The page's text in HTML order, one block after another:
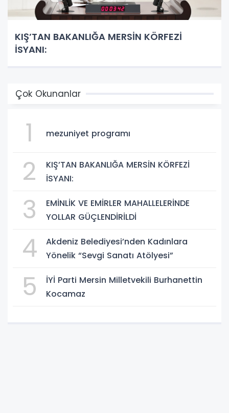
KIŞ’TAN BAKANLIĞA MERSİN KÖRFEZİ
İSYANI:
Çok Okunanlar
1 mezuniyet programı
2
KIŞ’TAN BAKANLIĞA MERSİN KÖRFEZİ
İSYANI:
3
EMİNLİK VE EMİRLER MAHALLELERİNDE
YOLLAR GÜÇLENDİRİLDİ
4
Akdeniz Belediyesi’nden Kadınlara
Yönelik “Sevgi Sanatı Atölyesi”
5
İYİ Parti Mersin Milletvekili Burhanettin
Kocamaz